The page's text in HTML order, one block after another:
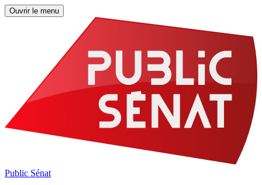
Ouvrir le menu
Public Sénat